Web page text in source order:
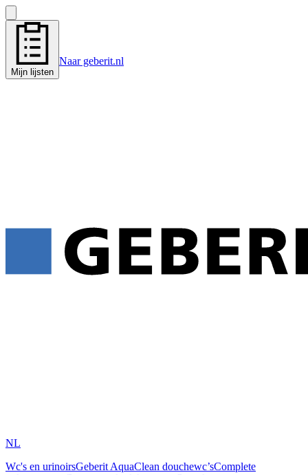
Mijn lijsten
Naar geberit.nl
NL
Wc's en urinoirsGeberit AquaClean douchewc’sComplete